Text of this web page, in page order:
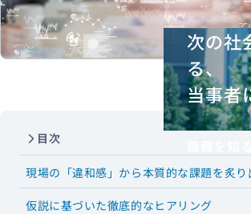
目次
現場の「違和感」から本質的な課題を炙り
仮説に基づいた徹底的なヒアリング
次の社
る、
当事者